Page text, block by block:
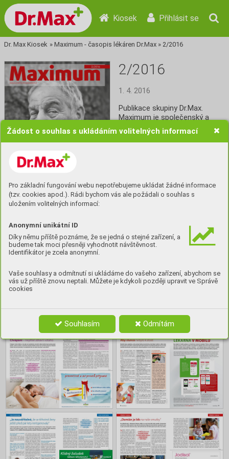
Žádost o souhlas s ukládáním volitelných informací
Pro základní fungování webu nepotřebujeme ukládat žádné informace
(tzv. cookies apod.). Rádi bychom vás ale požádali o souhlas s
uložením volitelných informací:
Anonymní unikátní ID
Díky němu příště poznáme, že se jedná o stejné zařízení, a
budeme tak moci přesněji vyhodnotit návštěvnost.
Identifikátor je zcela anonymní.
Vaše souhlasy a odmítnutí si ukládáme do vašeho zařízení, abychom se
vás už příště znovu neptali. Můžete je kdykoli později upravit ve Správě
cookies
Souhlasím Odmítám
Kiosek Přihlásit se
Dr. Max Kiosek » Maximum - časopis lékáren Dr.Max » 2/2016
2/2016
1. 4. 2016
Publikace skupiny Dr.Max.
Maximum je společenský a
informační magazín pro
všechny zákazníky lékáren
Dr.Max. Je zdarma ke stažení
Obsah